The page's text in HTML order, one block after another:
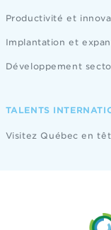
Productivité et
Implantation et
Développement
TALENTS
Visitez Québec en